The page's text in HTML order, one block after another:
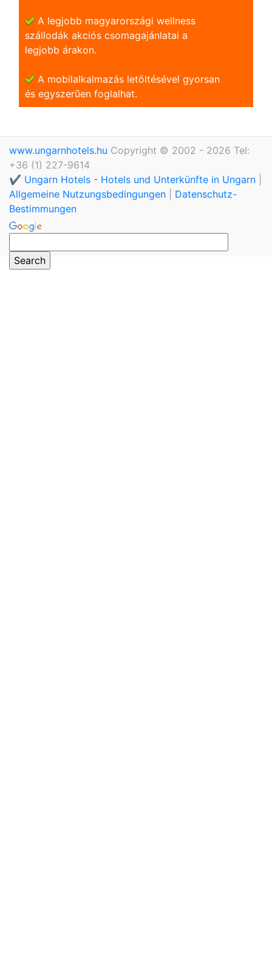
A legjobb magyarországi wellness
szállodák akciós csomagajánlatai a
legjobb árakon.
A mobilalkalmazás letöltésével gyorsan
és egyszerũen foglalhat.
www.ungarnhotels.hu Copyright © 2002 - 2026 Tel:
+36 (1) 227-9614
✔️ Ungarn Hotels - Hotels und Unterkünfte in Ungarn
Allgemeine Nutzungsbedingungen
Datenschutz-
Bestimmungen